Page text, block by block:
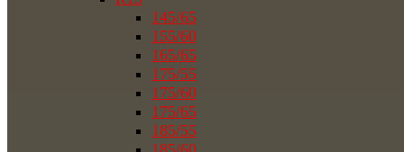
145/65
155/60
165/65
175/55
175/60
175/65
185/55